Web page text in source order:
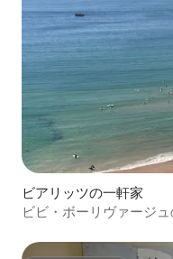
ビアリッツの一軒家
ビビ・ボーリヴァージ